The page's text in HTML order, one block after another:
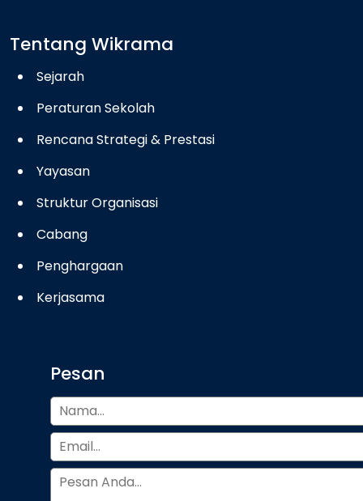
Tentang Wikrama
Sejarah
Peraturan Sekolah
Rencana Strategi & Prestasi
Yayasan
Struktur Organisasi
Cabang
Penghargaan
Kerjasama
Pesan